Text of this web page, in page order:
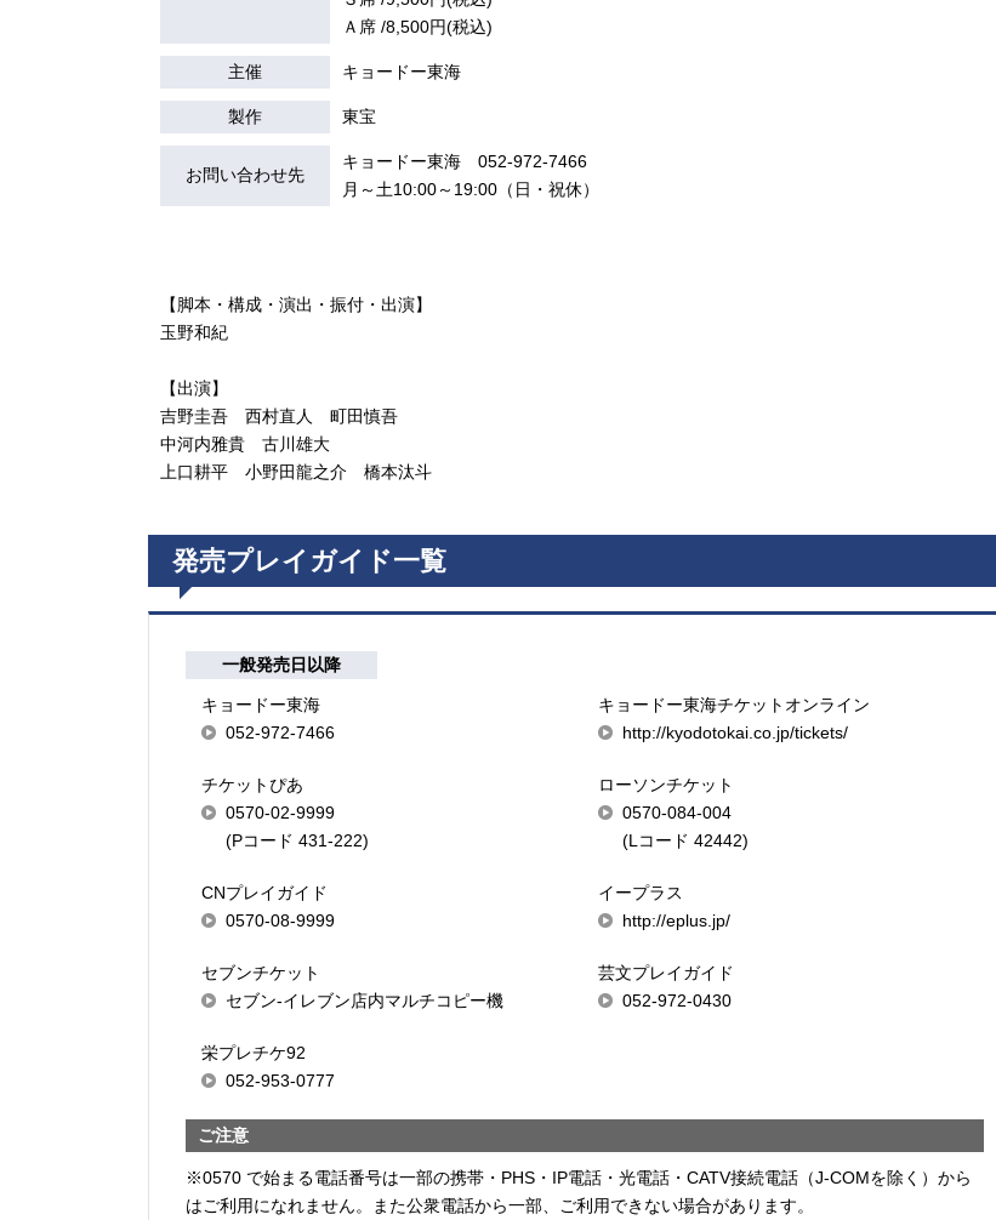
Ａ席 /8,500円(税込)
主催 キョードー東海
製作 東宝
お問い合わせ先
キョードー東海 052-972-7466
月～土10:00～19:00（日・祝休）
【脚本・構成・演出・振付・出演】
玉野和紀
【出演】
吉野圭吾 西村直人 町田慎吾
中河内雅貴 古川雄大
上口耕平 小野田龍之介 橋本汰斗
発売プレイガイド一覧
一般発売日以降
キョードー東海
052-972-7466
キョードー東海チケットオンライン
http://kyodotokai.co.jp/tickets/
チケットぴあ
0570-02-9999
(Pコード 431-222)
ローソンチケット
0570-084-004
(Lコード 42442)
CNプレイガイド
0570-08-9999
イープラス
http://eplus.jp/
セブンチケット
セブン-イレブン店内マルチコピー機
芸文プレイガイド
052-972-0430
栄プレチケ92
052-953-0777
ご注意
※0570 で始まる電話番号は一部の携帯・PHS・IP電話・光電話・CATV接続電話（J-COMを除く）から
はご利用になれません。また公衆電話から一部、ご利用できない場合があります。